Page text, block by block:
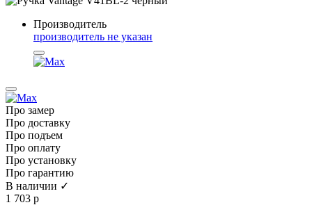
Производитель
производитель не указан
Про замер
Про доставку
Про подъем
Про оплату
Про установку
Про гарантию
В наличии ✓
1 703 р